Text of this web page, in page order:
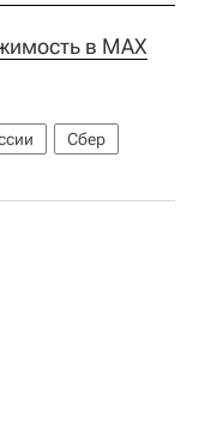
в MAX
Сбер